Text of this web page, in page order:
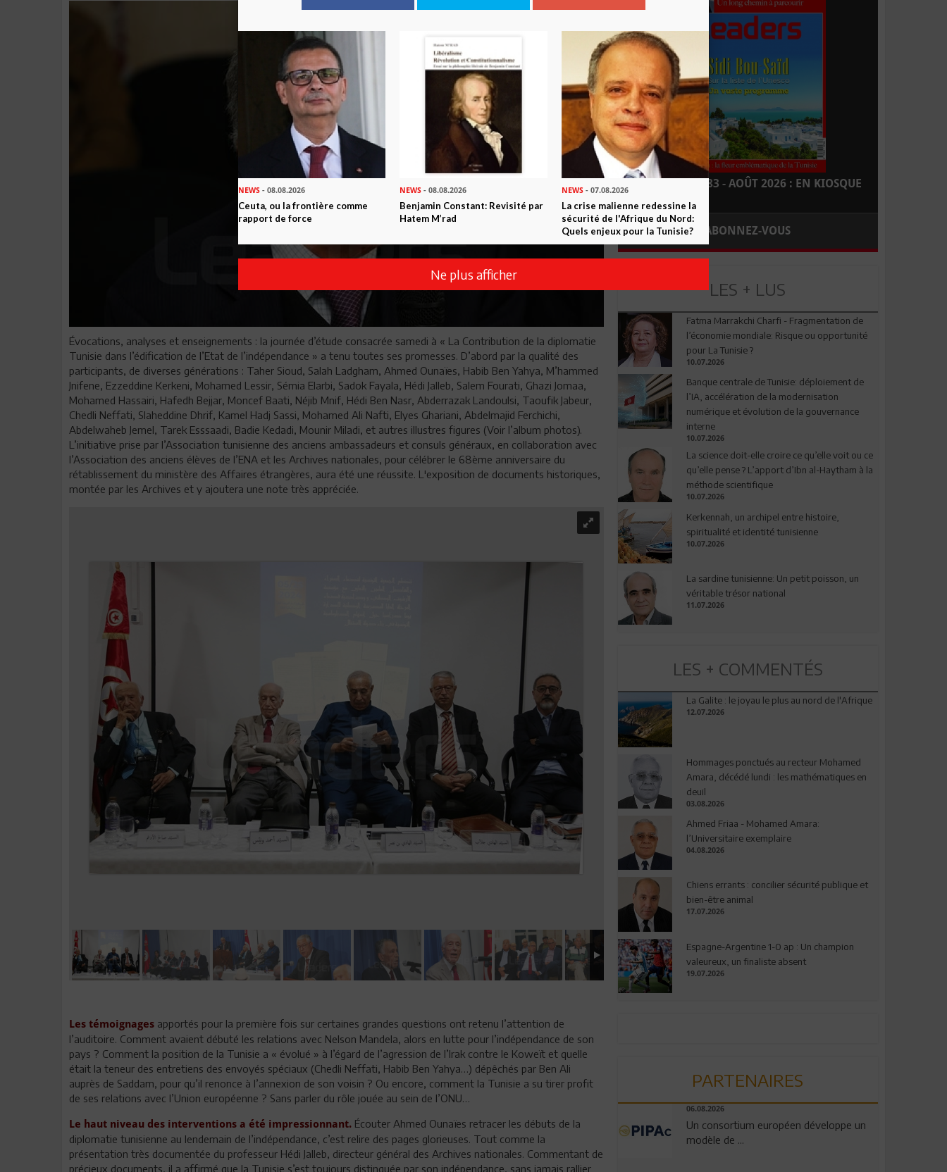
Évocations, analyses et enseignements : la journée d’étude consacrée samedi à « La Contribution de la diplomatie
Tunisie dans l’édification de l’Etat de l’indépendance » a tenu toutes ses promesses. D’abord par la qualité des
participants, de diverses générations : Taher Sioud, Salah Ladgham, Ahmed Ounaïes, Habib Ben Yahya, M’hammed
Jnifene, Ezzeddine Kerkeni, Mohamed Lessir, Sémia Elarbi, Sadok Fayala, Hédi Jalleb, Salem Fourati, Ghazi Jomaa,
Mohamed Hassairi, Hafedh Bejjar, Moncef Baati, Néjib Mnif, Hédi Ben Nasr, Abderrazak Landoulsi, Taoufik Jabeur,
Chedli Neffati, Slaheddine Dhrif, Kamel Hadj Sassi, Mohamed Ali Nafti, Elyes Ghariani, Abdelmajid Ferchichi,
Abdelwaheb Jemel, Tarek Esssaadi, Badie Kedadi, Mounir Miladi, et autres illustres figures (Voir l’album photos).
L’initiative prise par l’Association tunisienne des anciens ambassadeurs et consuls généraux, en collaboration avec
l’Association des anciens élèves de l’ENA et les Archives nationales, pour célébrer le 68ème anniversaire du
rétablissement du ministère des Affaires étrangères, aura été une réussite. L'exposition de documents historiques,
montée par les Archives et y ajoutera une note très appréciée.
Les témoignages apportés pour la première fois sur certaines grandes questions ont retenu l’attention de
l’auditoire. Comment avaient débuté les relations avec Nelson Mandela, alors en lutte pour l’indépendance de son
pays ? Comment la position de la Tunisie a « évolué » à l’égard de l’agression de l’Irak contre le Koweït et quelle
était la teneur des entretiens des envoyés spéciaux (Chedli Neffati, Habib Ben Yahya…) dépêchés par Ben Ali
auprès de Saddam, pour qu’il renonce à l’annexion de son voisin ? Ou encore, comment la Tunisie a su tirer profit
de ses relations avec l’Union européenne ? Sans parler du rôle jouée au sein de l’ONU…
Le haut niveau des interventions a été impressionnant. Écouter Ahmed Ounaïes retracer les débuts de la
diplomatie tunisienne au lendemain de l’indépendance, c’est relire des pages glorieuses. Tout comme la
présentation très documentée du professeur Hédi Jalleb, directeur général des Archives nationales. Commentant de
précieux documents, il a affirmé que la Tunisie s’est toujours distinguée par son indépendance, sans jamais rallier
LEADERS N° 183 - AOÛT 2026 : EN KIOSQUE
ABONNEZ-VOUS
LES + LUS
Fatma Marrakchi Charfi - Fragmentation de
l’économie mondiale: Risque ou opportunité
pour La Tunisie ?
10.07.2026
Banque centrale de Tunisie: déploiement de
l’IA, accélération de la modernisation
numérique et évolution de la gouvernance
interne
10.07.2026
La science doit-elle croire ce qu’elle voit ou ce
qu’elle pense ? L’apport d’Ibn al-Haytham à la
méthode scientifique
10.07.2026
Kerkennah, un archipel entre histoire,
spiritualité et identité tunisienne
10.07.2026
La sardine tunisienne: Un petit poisson, un
véritable trésor national
11.07.2026
LES + COMMENTÉS
La Galite : le joyau le plus au nord de l'Afrique
12.07.2026
Hommages ponctués au recteur Mohamed
Amara, décédé lundi : les mathématiques en
deuil
03.08.2026
Ahmed Friaa - Mohamed Amara:
l’Universitaire exemplaire
04.08.2026
Chiens errants : concilier sécurité publique et
bien-être animal
17.07.2026
Espagne-Argentine 1-0 ap : Un champion
valeureux, un finaliste absent
19.07.2026
PARTENAIRES
06.08.2026
Un consortium européen développe un
modèle de ...
NEWS - 08.08.2026
Ceuta, ou la frontière comme
rapport de force
NEWS - 08.08.2026
Benjamin Constant: Revisité par
Hatem M’rad
NEWS- 07.08.2026
La crise malienne redessine la
sécurité de l'Afrique du Nord:
Quels enjeux pour la Tunisie?
Ne plus afficher